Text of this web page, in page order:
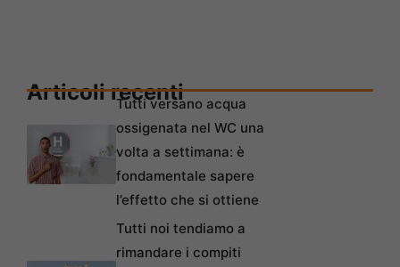
Articoli recenti
Tutti versano acqua
ossigenata nel WC una
volta a settimana: è
fondamentale sapere
l’effetto che si ottiene
Tutti noi tendiamo a
rimandare i compiti